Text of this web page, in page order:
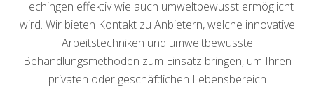
Hechingen effektiv wie auch umweltbewusst ermöglicht
wird. Wir bieten Kontakt zu Anbietern, welche innovative
Arbeitstechniken und umweltbewusste
Behandlungsmethoden zum Einsatz bringen, um Ihren
privaten oder geschäftlichen Lebensbereich